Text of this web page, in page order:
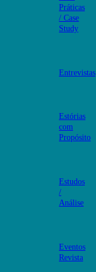
Práticas
/ Case
Study
Entrevistas
Estórias
com
Propósito
Estudos
/
Análise
Eventos
Revista